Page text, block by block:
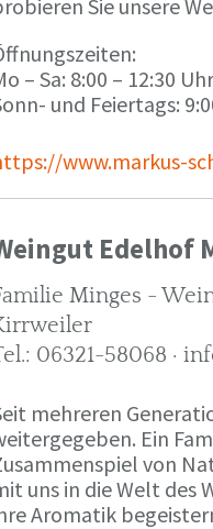
Sie unsere
– Sa: 8:00 – 12:30
und Feiertags:
www.markus-
Edelhof
Minges -
06321-58068 ·
mehreren
Ein
von
uns in die Welt des
Aromatik